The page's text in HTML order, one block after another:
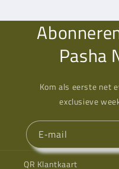
Pasha
Kom als eerste net
exclusieve
E‑mail
QR Klantkaart